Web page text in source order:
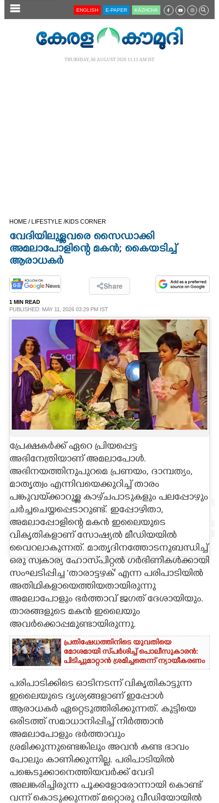
SECTIONS
OPINION
PHOTOS
LIFESTYLE
SPIRITUAL
INFO+
ART
ASTRO
CARTOONS
LITERATURE
ZOOM
CONTACT US
ENGLISH E-PAPER KĀZHCHA
THURSDAY, 06 AUGUST 2026 11.11 AM IST
HOME / LIFESTYLE /KIDS CORNER
വേദിയിലുള്ളവരെ സൈഡാക്കി
അമലാപോളിന്റെ മകൻ; കൈയടിച്ച്
ആരാധകർ
Share
1 MIN READ
PUBLISHED: MAY 11, 2026 03:29 PM IST
പ്രേക്ഷകർക്ക് ഏറെ പ്രിയപ്പെട്ട
അഭിനേത്രിയാണ് അമലാപോൾ.
അഭിനയത്തിനുപുറമെ പ്രണയം, ദാമ്പത്യം,
മാതൃത്വം എന്നിവയെക്കുറിച്ച് താരം
പങ്കുവയ്‌‌ക്കാറുള്ള കാഴ്‌ചപാടുകളും പലപ്പോഴും
ചർച്ചചെയ്യപ്പെടാറുണ്ട്. ഇപ്പോഴിതാ,
അമലാപ്പോളിന്റെ മകൻ ഇലൈയുടെ
വികൃതികളാണ് സോഷ്യൽ മീഡിയയിൽ
വൈറലാകുന്നത്. മാതൃദിനത്തോടനുബന്ധിച്ച്
ഒരു സ്വകാര്യ ഹോസ്‌പിറ്റൽ ഗർഭിണികൾക്കായി
സംഘടിപ്പിച്ച 'താരാട്ടഴക്' എന്ന പരിപാടിയിൽ
അതിഥികളായെത്തിയതായിരുന്നു
അമലാപോളും ഭർത്താവ് ജഗത് ദേശായിയും.
താരങ്ങളുടെ മകൻ ഇലൈയും
അവർക്കൊപ്പമുണ്ടായിരുന്നു.
പ്രതിഷേധത്തിനിടെ യുവതിയെ
മോശമായി സ്‌പർശിച്ച് പൊലീസുകാരൻ:
പിടിച്ചുമാറ്റാൻ ശ്രമിച്ചതെന്ന് ന്യായീകരണം
പരിപാടിക്കിടെ ഓടിനടന്ന് വികൃതികാട്ടുന്ന
ഇലൈയുടെ ദൃശ്യങ്ങളാണ് ഇപ്പോൾ
ആരാധകർ ഏറ്റെടുത്തിരിക്കുന്നത്. കുട്ടിയെ
ഒരിടത്ത് സമാധാനിപ്പിച്ച് നിർത്താൻ
അമലാപോളും ഭർത്താവും
ശ്രമിക്കുന്നുണ്ടെങ്കിലും അവൻ കണ്ട ഭാവം
പോലും കാണിക്കുന്നില്ല. പരിപാടിയിൽ
പങ്കെടുക്കാനെത്തിയവർക്ക് വേദി
അലങ്കരിച്ചിരുന്ന പൂക്കളോരോന്നായി കൊണ്ട്
വന്ന് കൊടുക്കുന്നത് മറ്റൊരു വീഡിയോയിൽ